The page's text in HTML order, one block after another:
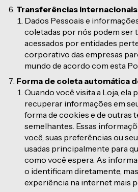
Transferências
Dados Pessoais e
coletadas por nós podem ser
acessados por entidades
corporativo das empresas
mundo de acordo com esta
Forma de coleta automática
Quando você visita a Loja, ela
recuperar informações em
forma de cookies e de outras
semelhantes. Essas
você, suas preferências ou
usadas principalmente para
como você espera. As
o identificam diretamente,
experiência na internet mais